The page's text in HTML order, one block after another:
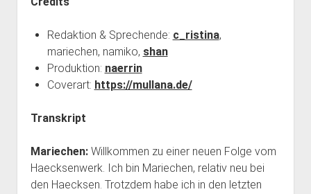
Redaktion & Sprechende: c_ristina,
mariechen, namiko, shan
Produktion: naerrin
Coverart: https://mullana.de/
Transkript
Mariechen:Willkommen zu einer neuen Folge vom
Haecksenwerk. Ich bin Mariechen, relativ neu bei
den Haecksen. Trotzdem habe ich in den letzten